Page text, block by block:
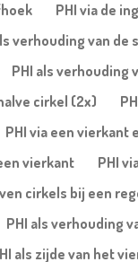
PHI via de
verhouding van
PHI als verhouding
cirkel (2x)
PHI via een vierkant
vierkant
PHI
cirkels bij een
PHI als verhouding
als zijde van het